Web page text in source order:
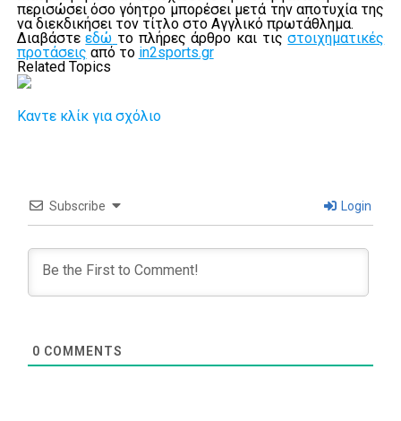
περισώσει όσο γόητρο μπορέσει μετά την αποτυχία της
να διεκδικήσει τον τίτλο στο Αγγλικό πρωτάθλημα.
Διαβάστεεδώ τo πλήρες άρθρο και τιςστοιχηματικές
προτάσεις από το in2sports.gr
Related Topics
Καντε κλίκ για σχόλιο
Subscribe Login
0 COMMENTS